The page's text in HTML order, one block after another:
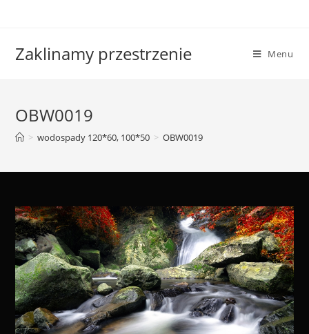
Zaklinamy przestrzenie Menu
OBW0019
> wodospady 120*60, 100*50 > OBW0019